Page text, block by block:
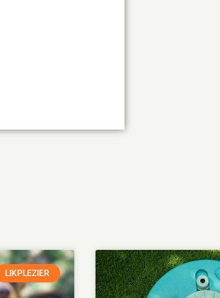
LIKPLEZIER